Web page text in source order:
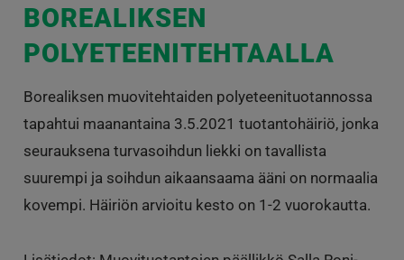
BOREALIKSEN
POLYETEENITEHTAALLA
Borealiksen muovitehtaiden polyeteenituotannossa
tapahtui maanantaina 3.5.2021 tuotantohäiriö, jonka
seurauksena turvasoihdun liekki on tavallista
suurempi ja soihdun aikaansaama ääni on normaalia
kovempi. Häiriön arvioitu kesto on 1-2 vuorokautta.